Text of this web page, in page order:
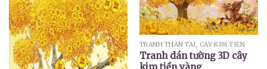
TRANH THẦN TÀI, CÂY KIM TIỀN
Tranh dán tường 3D cây
kim tiền vàng